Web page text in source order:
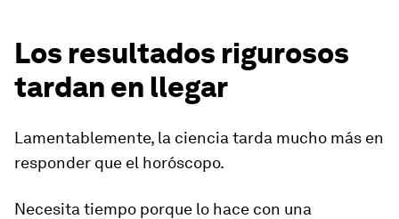
Los resultados rigurosos
tardan en llegar
Lamentablemente, la ciencia tarda mucho más en
responder que el horóscopo.
Necesita tiempo porque lo hace con una